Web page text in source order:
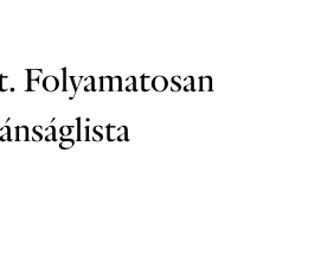
Folyamatosan